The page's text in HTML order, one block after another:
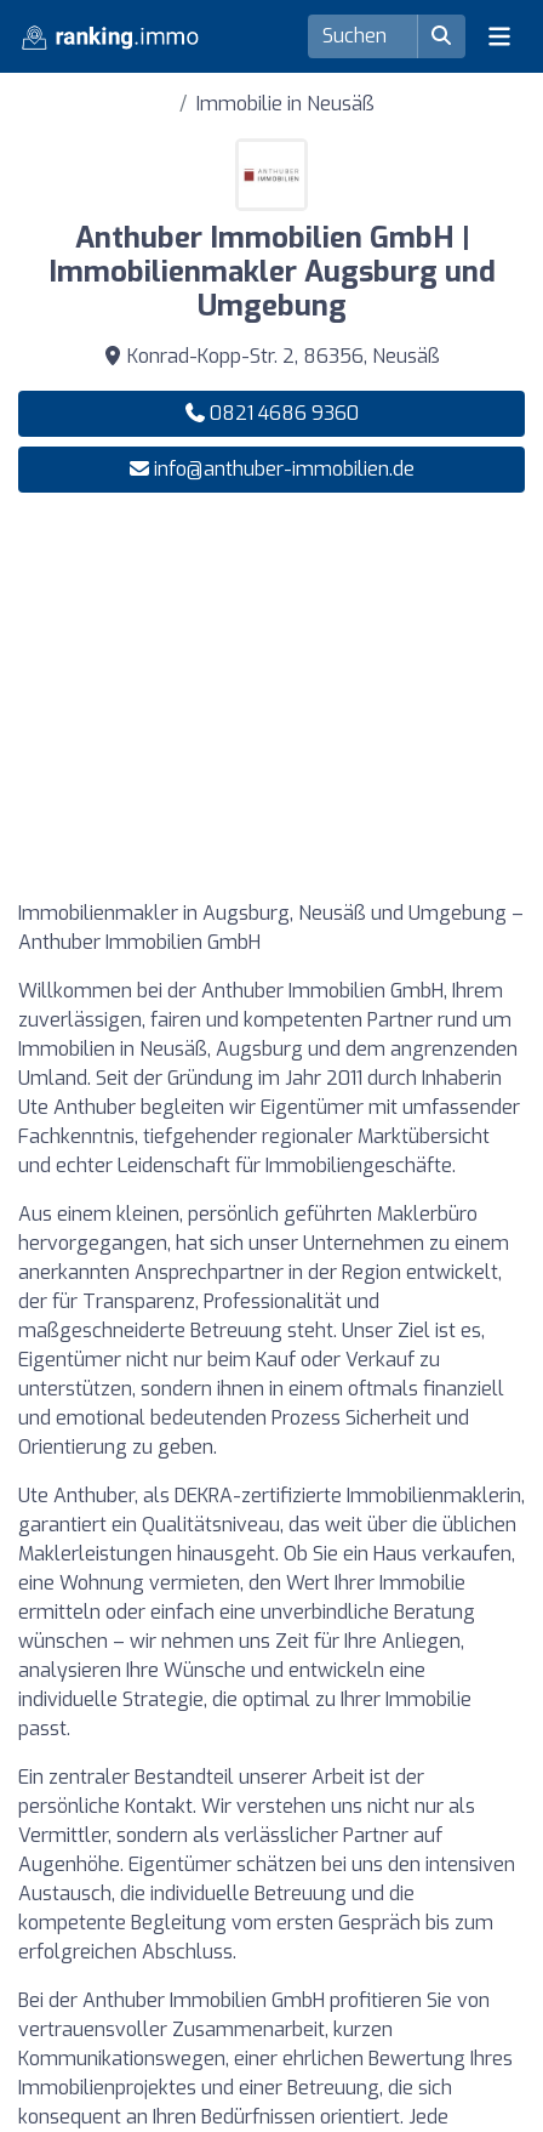
Immobilie in Neusäß
Anthuber Immobilien GmbH |
Immobilienmakler Augsburg und
Umgebung
Konrad-Kopp-Str. 2, 86356, Neusäß
0821 4686 9360
info@anthuber-immobilien.de
Immobilienmakler in Augsburg, Neusäß und Umgebung –
Anthuber Immobilien GmbH
Willkommen bei der Anthuber Immobilien GmbH, Ihrem
zuverlässigen, fairen und kompetenten Partner rund um
Immobilien in Neusäß, Augsburg und dem angrenzenden
Umland. Seit der Gründung im Jahr 2011 durch Inhaberin
Ute Anthuber begleiten wir Eigentümer mit umfassender
Fachkenntnis, tiefgehender regionaler Marktübersicht
und echter Leidenschaft für Immobiliengeschäfte.
Aus einem kleinen, persönlich geführten Maklerbüro
hervorgegangen, hat sich unser Unternehmen zu einem
anerkannten Ansprechpartner in der Region entwickelt,
der für Transparenz, Professionalität und
maßgeschneiderte Betreuung steht. Unser Ziel ist es,
Eigentümer nicht nur beim Kauf oder Verkauf zu
unterstützen, sondern ihnen in einem oftmals finanziell
und emotional bedeutenden Prozess Sicherheit und
Orientierung zu geben.
Ute Anthuber, als DEKRA-zertifizierte Immobilienmaklerin,
garantiert ein Qualitätsniveau, das weit über die üblichen
Maklerleistungen hinausgeht. Ob Sie ein Haus verkaufen,
eine Wohnung vermieten, den Wert Ihrer Immobilie
ermitteln oder einfach eine unverbindliche Beratung
wünschen – wir nehmen uns Zeit für Ihre Anliegen,
analysieren Ihre Wünsche und entwickeln eine
individuelle Strategie, die optimal zu Ihrer Immobilie
passt.
Ein zentraler Bestandteil unserer Arbeit ist der
persönliche Kontakt. Wir verstehen uns nicht nur als
Vermittler, sondern als verlässlicher Partner auf
Augenhöhe. Eigentümer schätzen bei uns den intensiven
Austausch, die individuelle Betreuung und die
kompetente Begleitung vom ersten Gespräch bis zum
erfolgreichen Abschluss.
Bei der Anthuber Immobilien GmbH profitieren Sie von
vertrauensvoller Zusammenarbeit, kurzen
Kommunikationswegen, einer ehrlichen Bewertung Ihres
Immobilienprojektes und einer Betreuung, die sich
konsequent an Ihren Bedürfnissen orientiert. Jede